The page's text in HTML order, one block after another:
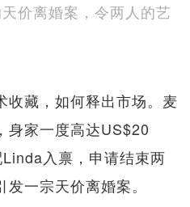
价离婚案，令两人的艺
收藏，如何释出市场。麦
身家一度高达US$20
入禀，申请结束两
一宗天价离婚案。